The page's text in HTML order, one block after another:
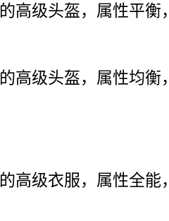
高级头盔，属性平衡
高级头盔，属性均衡
高级衣服，属性全能